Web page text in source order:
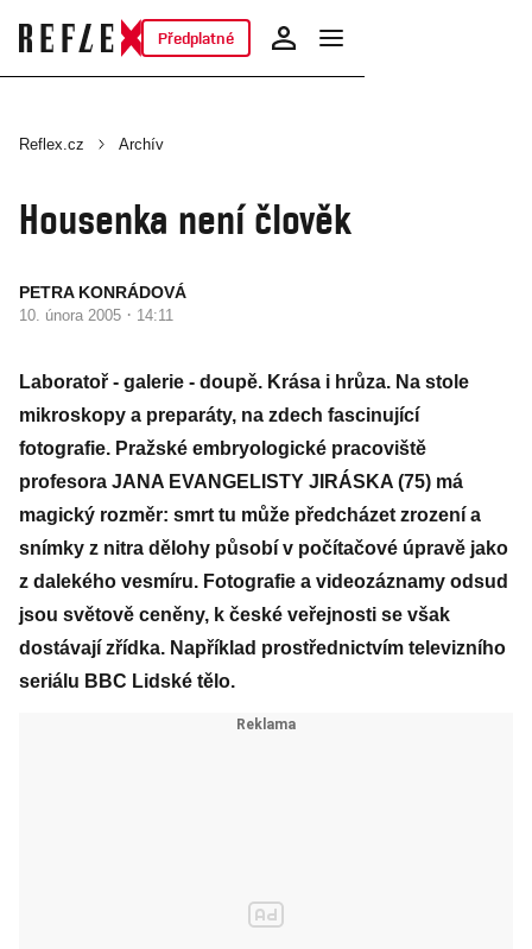
Předplatné
Reflex.cz Archív
Housenka není člověk
PETRA KONRÁDOVÁ
10. února 2005 · 14:11
Laboratoř - galerie - doupě. Krása i hrůza. Na stole
mikroskopy a preparáty, na zdech fascinující
fotografie. Pražské embryologické pracoviště
profesora JANA EVANGELISTY JIRÁSKA (75) má
magický rozměr: smrt tu může předcházet zrození a
snímky z nitra dělohy působí v počítačové úpravě jako
z dalekého vesmíru. Fotografie a videozáznamy odsud
jsou světově ceněny, k české veřejnosti se však
dostávají zřídka. Například prostřednictvím televizního
seriálu BBC Lidské tělo.